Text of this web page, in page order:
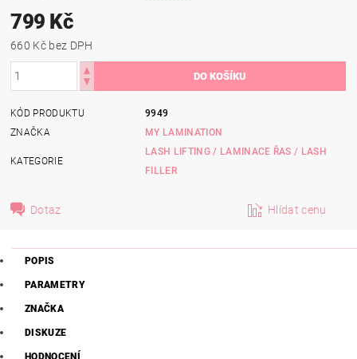
799 Kč
660 Kč bez DPH
KÓD PRODUKTU
9949
ZNAČKA
MY LAMINATION
KATEGORIE
LASH LIFTING / LAMINACE ŘAS / LASH
FILLER
Dotaz Hlídat cenu
POPIS
PARAMETRY
ZNAČKA
DISKUZE
HODNOCENÍ